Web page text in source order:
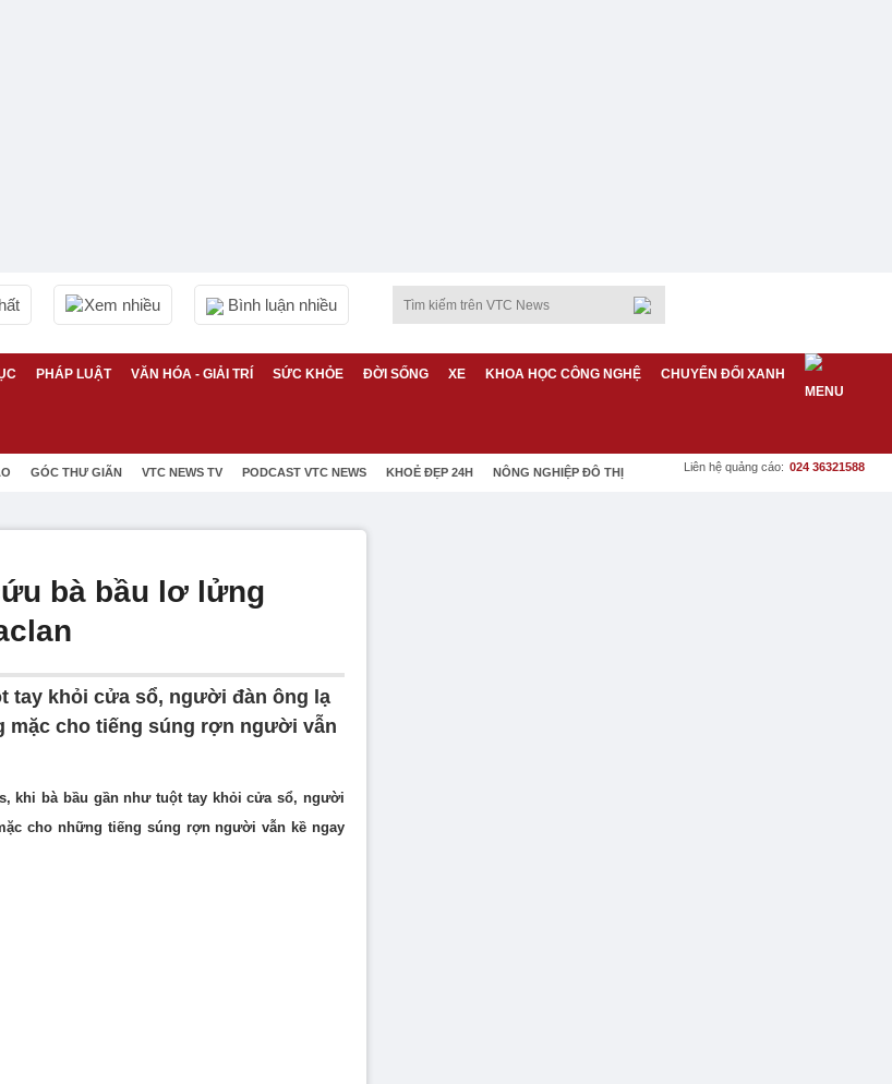
Xem nhiều Bình luận nhiều
PHÁP LUẬT VĂN HÓA - GIẢI TRÍ SỨC KHỎE ĐỜI SỐNG XE KHOA HỌC CÔNG NGHỆ CHUYỂN ĐỔI XANH
GÓC THƯ GIÃN VTC NEWS TV PODCAST VTC NEWS KHOẺ ĐẸP 24H NÔNG NGHIỆP ĐÔ THỊ Liên hệ quảng cáo: 024 36321588
bà bầu lơ lửng
tay khỏi cửa sổ, người đàn ông lạ
mặc cho tiếng súng rợn người vẫn
khi bà bầu gần như tuột tay khỏi cửa sổ, người
cho những tiếng súng rợn người vẫn kề ngay